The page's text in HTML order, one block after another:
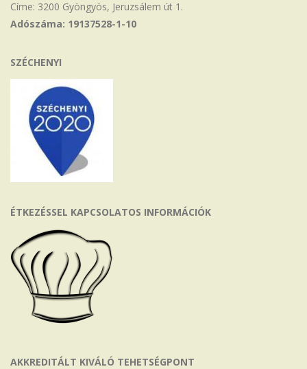
Címe: 3200 Gyöngyös, Jeruzsálem út 1.
Adószáma: 19137528-1-10
SZÉCHENYI
ÉTKEZÉSSEL KAPCSOLATOS INFORMÁCIÓK
AKKREDITÁLT KIVÁLÓ TEHETSÉGPONT